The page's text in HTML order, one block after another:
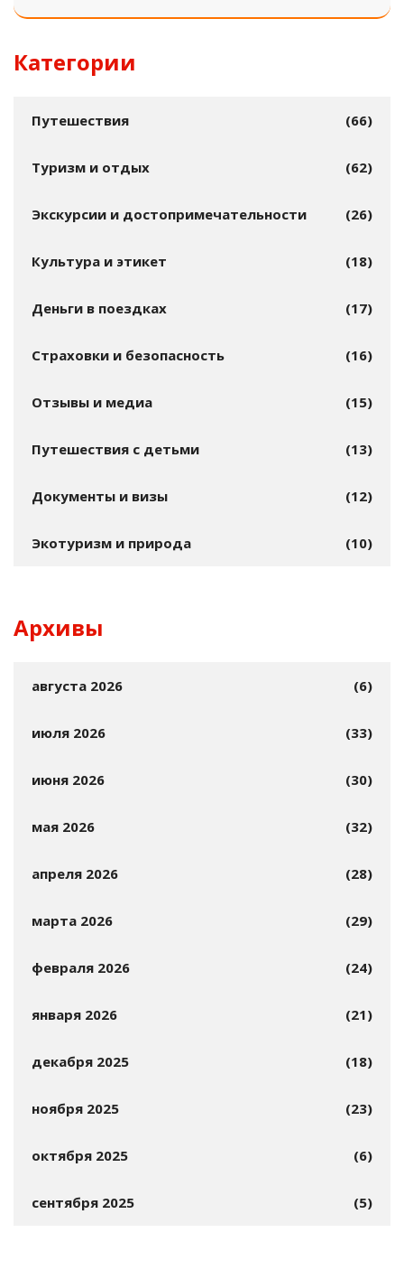
Категории
Путешествия (66)
Туризм и отдых (62)
Экскурсии и достопримечательности (26)
Культура и этикет (18)
Деньги в поездках (17)
Страховки и безопасность (16)
Отзывы и медиа (15)
Путешествия с детьми (13)
Документы и визы (12)
Экотуризм и природа (10)
Архивы
августа 2026 (6)
июля 2026 (33)
июня 2026 (30)
мая 2026 (32)
апреля 2026 (28)
марта 2026 (29)
февраля 2026 (24)
января 2026 (21)
декабря 2025 (18)
ноября 2025 (23)
октября 2025 (6)
сентября 2025 (5)